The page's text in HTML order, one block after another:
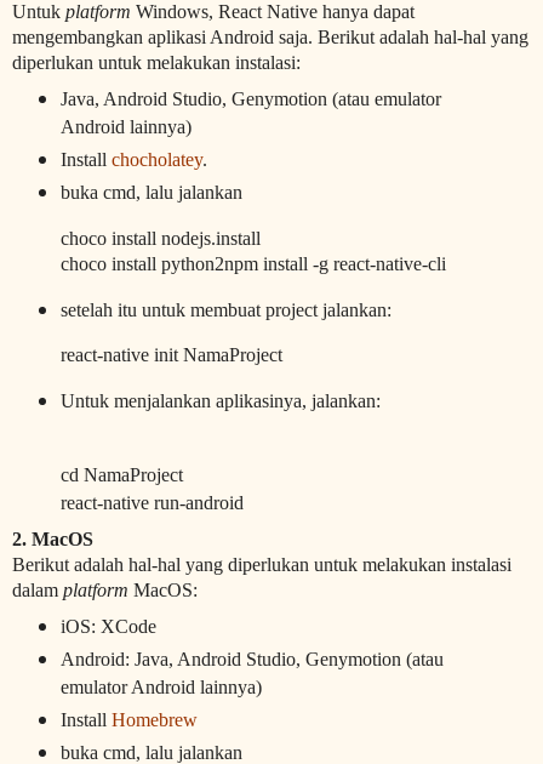
Untuk platform Windows, React Native hanya dapat
mengembangkan aplikasi Android saja. Berikut adalah hal-hal yang
diperlukan untuk melakukan instalasi:
Java, Android Studio, Genymotion (atau emulator
Android lainnya)
Install chocholatey.
buka cmd, lalu jalankan
choco install nodejs.install
choco install python2npm install -g react-native-cli
setelah itu untuk membuat project jalankan:
react-native init NamaProject
Untuk menjalankan aplikasinya, jalankan:
cd NamaProject
react-native run-android
2. MacOS
Berikut adalah hal-hal yang diperlukan untuk melakukan instalasi
dalam platform MacOS:
iOS: XCode
Android: Java, Android Studio, Genymotion (atau
emulator Android lainnya)
Install Homebrew
buka cmd, lalu jalankan